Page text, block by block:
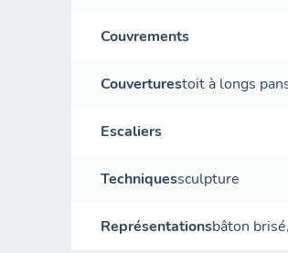
Couvrements
Couverturestoit à longs
Escaliers
Techniquessculpture
Représentationsbâton brisé,